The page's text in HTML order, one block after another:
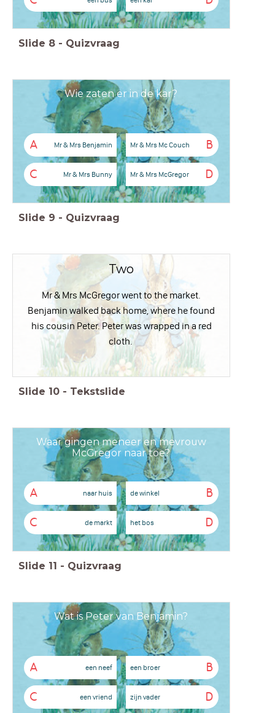
Slide 8 - Quizvraag
Wie zaten er in de kar?
A Mr & Mrs Benjamin B
Mr & Mrs Mc Couch
C Mr & Mrs Bunny D
Mr & Mrs McGregor
Slide 9 - Quizvraag
Two
Mr & Mrs McGregor went to the market.
Benjamin walked back home, where he found
his cousin Peter. Peter was wrapped in a red
cloth.
Slide 10 - Tekstslide
Waar gingen meneer en mevrouw
McGregor naar toe?
A naar huis B
de winkel
C de markt D
het bos
Slide 11 - Quizvraag
Wat is Peter van Benjamin?
A een neef B
een broer
C een vriend D
zijn vader